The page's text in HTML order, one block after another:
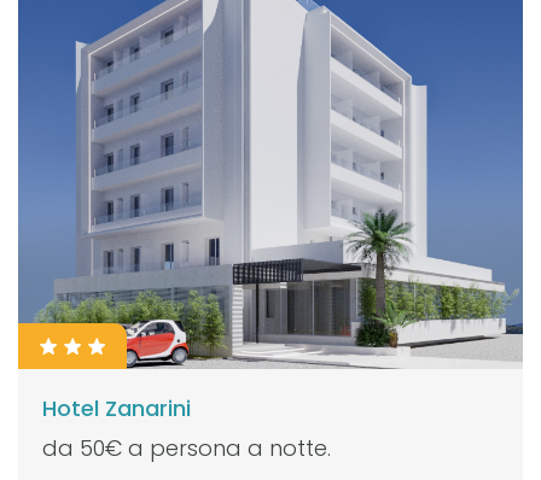
Hotel Zanarini
da 50€ a persona a notte.